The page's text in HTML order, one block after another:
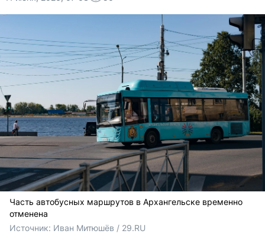
Часть автобусных маршрутов в Архангельске временно
отменена
Источник: Иван Митюшёв / 29.RU